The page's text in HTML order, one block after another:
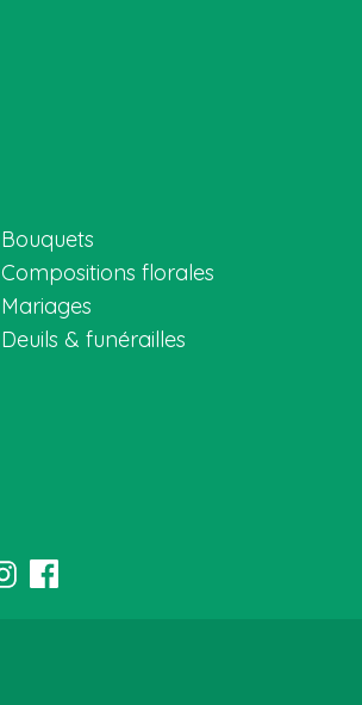
Bouquets
Compositions florales
Mariages
Deuils & funérailles